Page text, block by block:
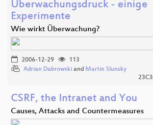
Überwachungsdruck - einige
Experimente
Wie wirkt Überwachung?
2006-12-29
113
Adrian Dabrowski and Martin Slunsky
CSRF, the Intranet and You
Causes, Attacks and Countermeasures